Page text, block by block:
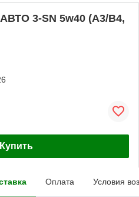
3-SN 5w40 (A3/B4,
Купить
Оплата Условия